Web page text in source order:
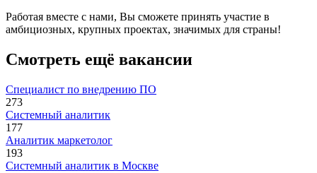
Работая вместе с нами, Вы сможете принять участие в
амбициозных, крупных проектах, значимых для страны!
Смотреть ещё вакансии
Специалист по внедрению ПО
273
Системный аналитик
177
Аналитик маркетолог
193
Системный аналитик в Москве